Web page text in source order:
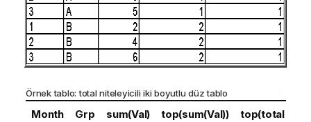
Örnek tablo:totalniteleyicili iki boyutlu düz tablo
Month Grp sum(Val) top(sum(Val))
top(total